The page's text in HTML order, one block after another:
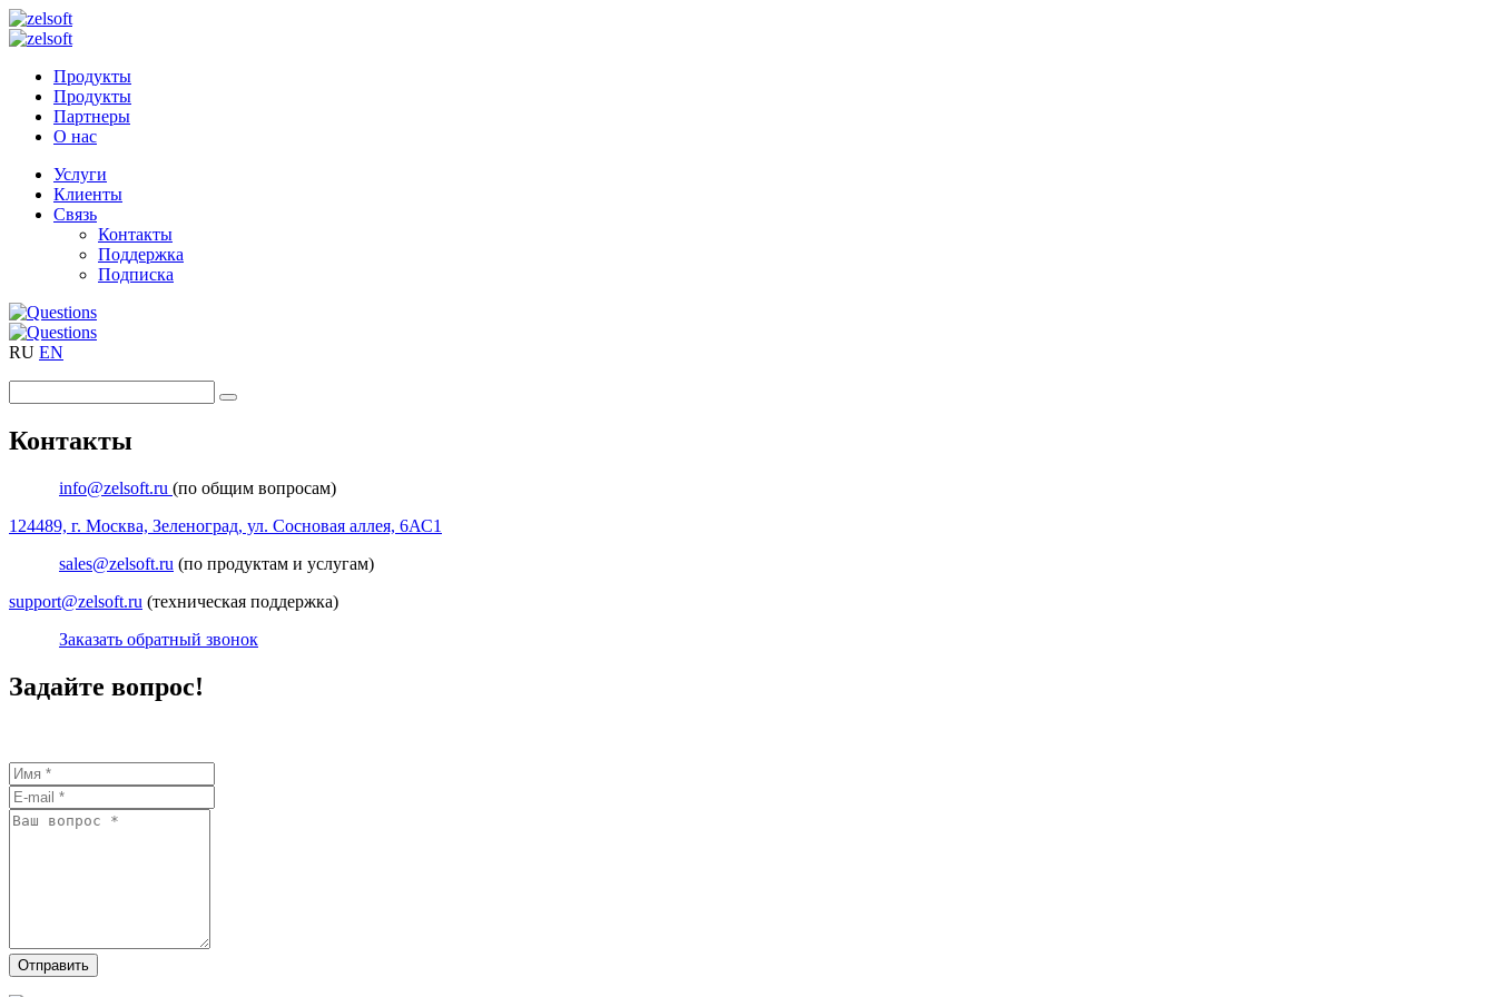
Продукты
Продукты
Партнеры
О нас
Услуги
Клиенты
Связь
Контакты
Поддержка
Подписка
RU EN
Контакты
info@zelsoft.ru (по общим вопросам)
124489, г. Москва, Зеленоград, ул. Сосновая аллея, 6АС1
sales@zelsoft.ru (по продуктам и услугам)
support@zelsoft.ru (техническая поддержка)
Заказать обратный звонок
Задайте вопрос!